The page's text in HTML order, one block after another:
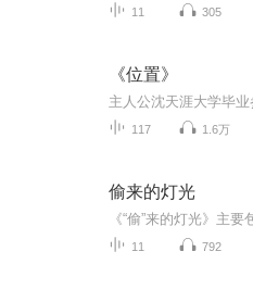
11 305
《位置》
117 1.6万
偷来的灯光
11 792